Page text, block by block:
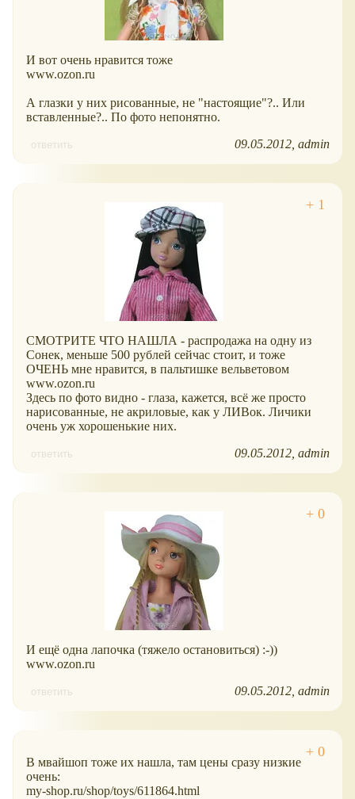
И вот очень нравится тоже
www.ozon.ru
А глазки у них рисованные, не "настоящие"?.. Или
вставленные?.. По фото непонятно.
ответить 09.05.2012 admin
СМОТРИТЕ ЧТО НАШЛА - распродажа на одну из
Сонек, меньше 500 рублей сейчас стоит, и тоже
ОЧЕНЬ мне нравится, в пальтишке вельветовом
www.ozon.ru
Здесь по фото видно - глаза, кажется, всё же просто
нарисованные, не акриловые, как у ЛИВок. Личики
очень уж хорошенькие них.
ответить 09.05.2012 admin
И ещё одна лапочка (тяжело остановиться) :-))
www.ozon.ru
ответить 09.05.2012 admin
В мвайшоп тоже их нашла, там цены сразу низкие
очень:
my-shop.ru/shop/toys/611864.html